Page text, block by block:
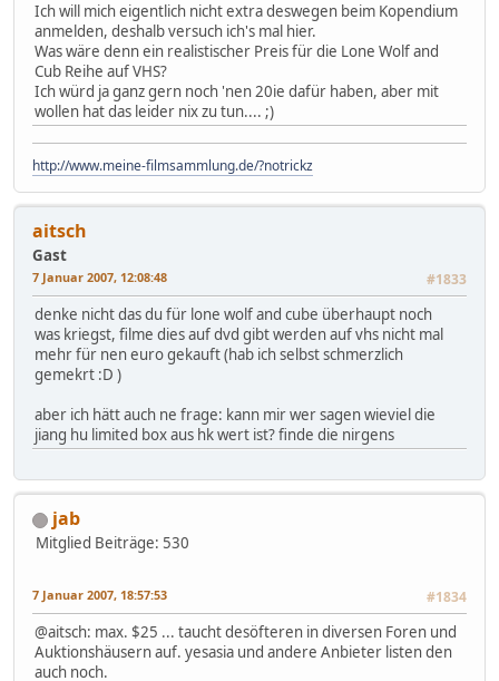
Ich will mich eigentlich nicht extra deswegen beim Kopendium
anmelden, deshalb versuch ich's mal hier.
Was wäre denn ein realistischer Preis für die Lone Wolf and
Cub Reihe auf VHS?
Ich würd ja ganz gern noch 'nen 20ie dafür haben, aber mit
wollen hat das leider nix zu tun.... ;)
http://www.meine-filmsammlung.de/?notrickz
aitsch
Gast
7 Januar 2007, 12:08:48 #1833
denke nicht das du für lone wolf and cube überhaupt noch
was kriegst, filme dies auf dvd gibt werden auf vhs nicht mal
mehr für nen euro gekauft (hab ich selbst schmerzlich
gemekrt :D )
aber ich hätt auch ne frage: kann mir wer sagen wieviel die
jiang hu limited box aus hk wert ist? finde die nirgens
jab
Mitglied Beiträge: 530
7 Januar 2007, 18:57:53 #1834
@aitsch: max. $25 ... taucht desöfteren in diversen Foren und
Auktionshäusern auf. yesasia und andere Anbieter listen den
auch noch.